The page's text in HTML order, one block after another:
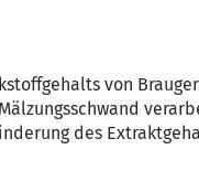
von
des